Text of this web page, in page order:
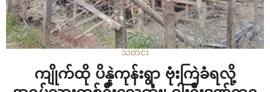
သတင်း
ကျိုက်ထို ပိန္နဲကုန်းရွာ ဗုံးကြဲခံရလို့